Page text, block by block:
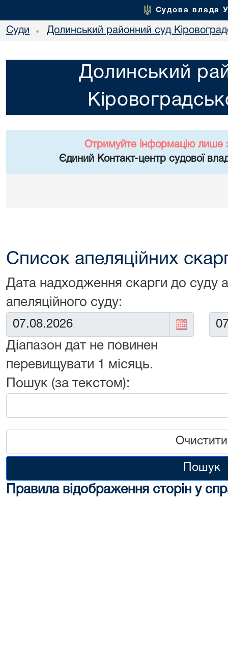
Судова влада
Суди • Долинський районний суд
Долинський
Отримуйте інформацію лише
Єдиний Контакт-центр судової
Список апеляційних
Дата надходження скарги до суду
апеляційного суду:
Від:
Діапазон дат не повинен
перевищувати 1 місяць.
До:
Пошук (за текстом):
Очистити
Пошук
Правила відображення сторін у